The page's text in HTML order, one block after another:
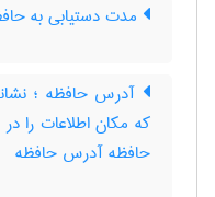
مدت دستیابی به
آدرس حافظه ؛
که مکان اطلاعات
حافظه آدرس حافظه